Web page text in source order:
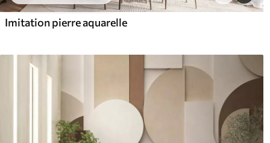
Imitation pierre aquarelle